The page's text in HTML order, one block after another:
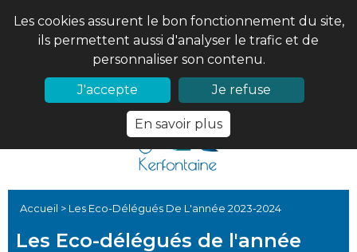
Les cookies assurent le bon fonctionnement du site,
ils permettent aussi d'analyser le trafic et de
personnaliser son contenu.
J'accepte
Je refuse
En savoir plus
02 97 56 61 18
Accueil > Les Eco-Délégués De L'année 2023-2024
Les Eco-délégués de l'année